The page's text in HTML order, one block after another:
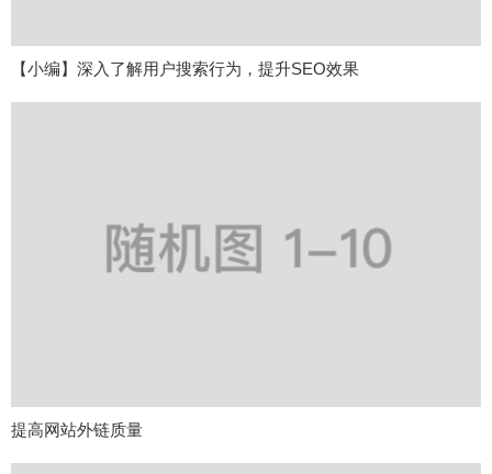
【小编】深入了解用户搜索行为，提升SEO效果
提高网站外链质量